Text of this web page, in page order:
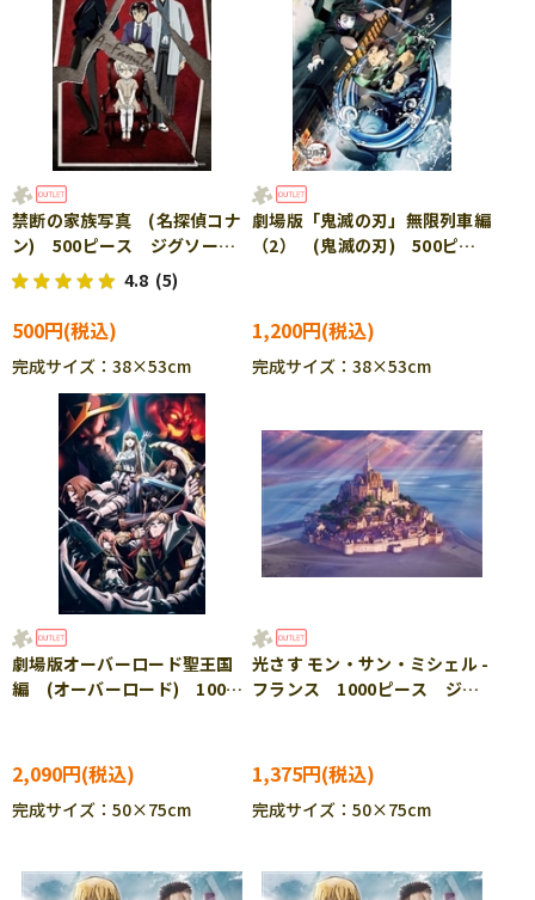
禁断の家族写真 (名探偵コナ
ン) 500ピース ジグソーパ
ズル EPO-06-116s
4.8 (5)
500円
完成サイズ：38×53cm
劇場版「鬼滅の刃」無限列車編
（2） (鬼滅の刃) 500ピー
1,200円
完成サイズ：38×53cm
劇場版オーバーロード聖王国
編 (オーバーロード) 1000
2,090円
完成サイズ：50×75cm
光さす モン・サン・ミシェル -
フランス 1000ピース ジグ
1,375円
完成サイズ：50×75cm